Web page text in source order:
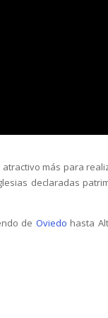
más para
declaradas
de Oviedo hasta